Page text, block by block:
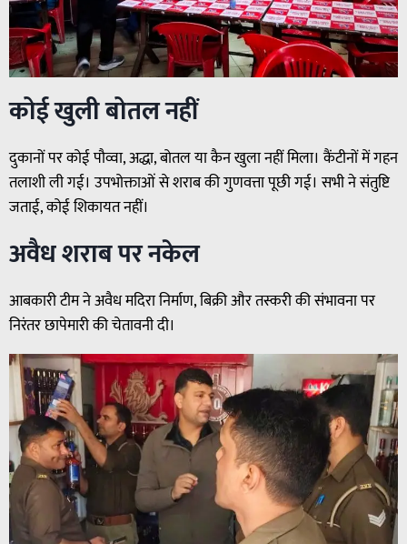
कोई खुली बोतल नहीं
दुकानों पर कोई पौव्वा, अद्धा, बोतल या कैन खुला नहीं मिला। कैंटीनों में गहन
तलाशी ली गई। उपभोक्ताओं से शराब की गुणवत्ता पूछी गई। सभी ने संतुष्टि
जताई, कोई शिकायत नहीं।
अवैध शराब पर नकेल
आबकारी टीम ने अवैध मदिरा निर्माण, बिक्री और तस्करी की संभावना पर
निरंतर छापेमारी की चेतावनी दी।